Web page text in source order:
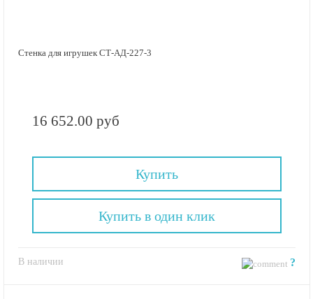
Стенка для игрушек СТ-АД-227-3
16 652.00 руб
Купить
В наличии ?
Купить в один клик